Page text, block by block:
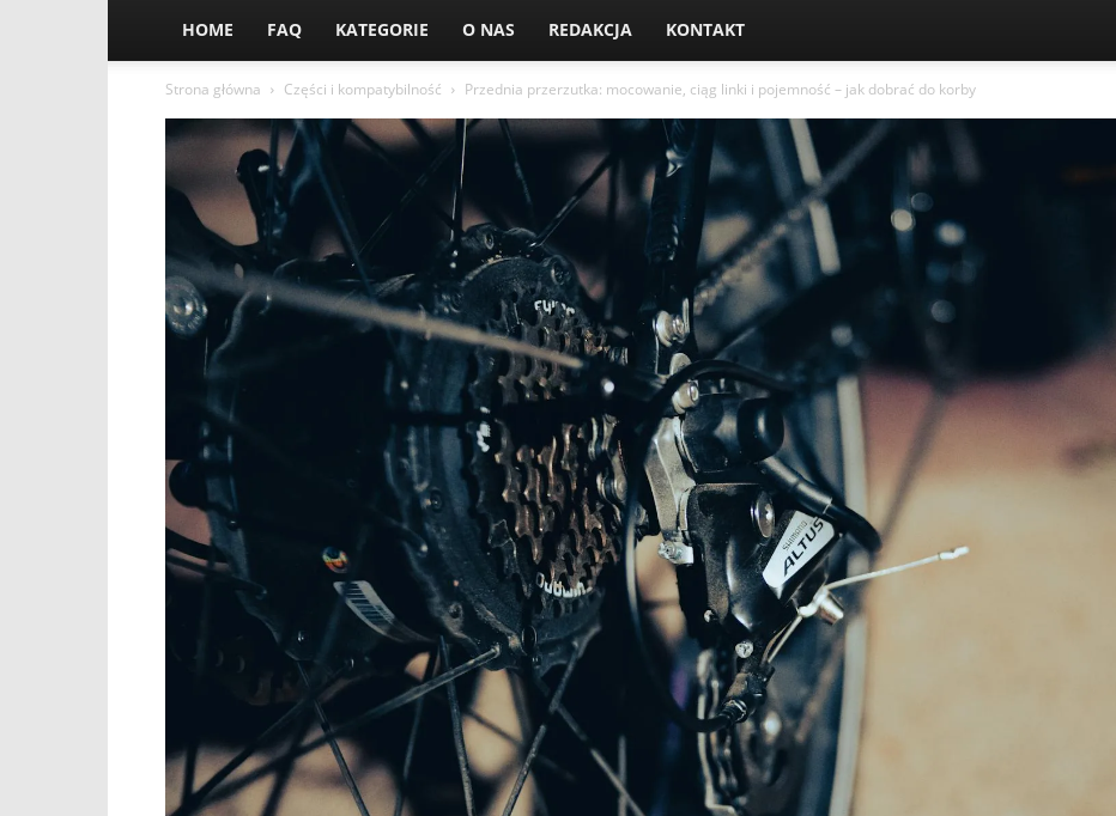
HOME FAQ KATEGORIE O NAS REDAKCJA KONTAKT
Strona główna Części i kompatybilność Przednia przerzutka: mocowanie, ciąg linki i pojemność – jak dobrać do korby